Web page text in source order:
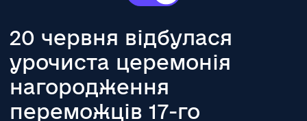
20 червня відбулася
урочиста церемонія
нагородження
переможців 17-го